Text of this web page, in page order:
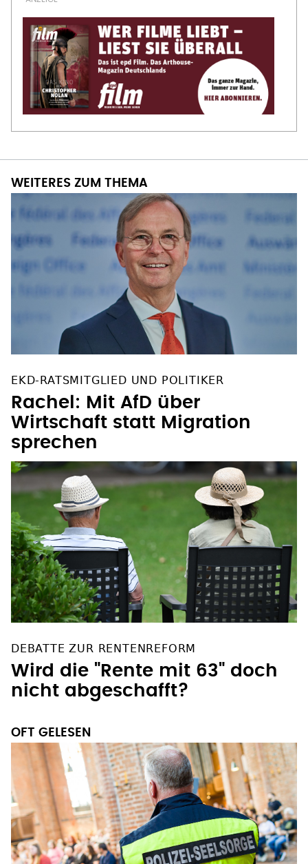
WEITERES ZUM THEMA
EKD-RATSMITGLIED UND POLITIKER
Rachel: Mit AfD über
Wirtschaft statt Migration
sprechen
DEBATTE ZUR RENTENREFORM
Wird die "Rente mit 63" doch
nicht abgeschafft?
OFT GELESEN